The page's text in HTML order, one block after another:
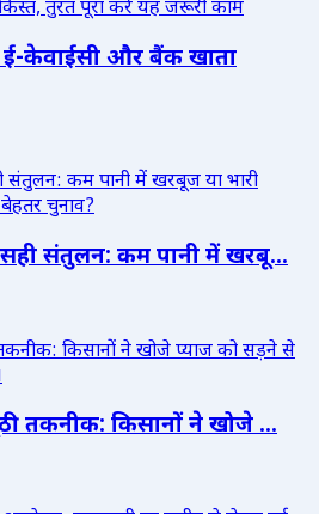
ई-केवाईसी और बैंक खाता
संतुलन: कम पानी में खरबू...
तकनीक: किसानों ने खोजे ...